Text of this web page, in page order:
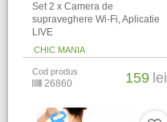
Set 2 x Camera de
supraveghere Wi-Fi, Aplicatie
LIVE
CHIC MANIA
Cod produs
26860 159 lei